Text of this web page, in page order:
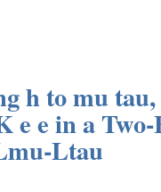
h to mu
e e in a
Ltau